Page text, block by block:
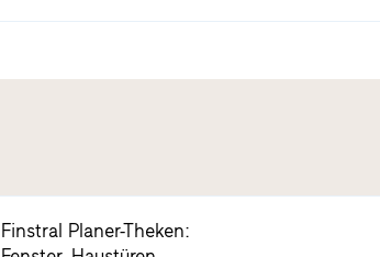
Finstral Planer-Theken: